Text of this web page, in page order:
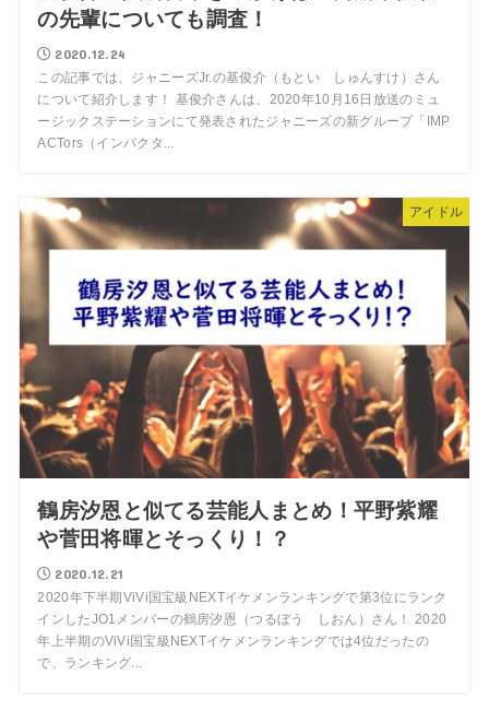
の先輩についても調査！
2020.12.24
この記事では、ジャニーズJr.の基俊介（もとい しゅんすけ）さん
について紹介します！ 基俊介さんは、2020年10月16日放送のミュ
ージックステーションにて発表されたジャニーズの新グループ「IMP
ACTors（インパクタ...
アイドル
鶴房汐恩と似てる芸能人まとめ！平野紫耀
や菅田将暉とそっくり！？
2020.12.21
2020年下半期ViVi国宝級NEXTイケメンランキングで第3位にランク
インしたJO1メンバーの鶴房汐恩（つるぼう しおん）さん！ 2020
年上半期のViVi国宝級NEXTイケメンランキングでは4位だったの
で、ランキング...